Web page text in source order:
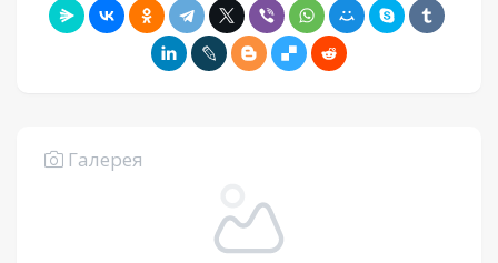
Галерея